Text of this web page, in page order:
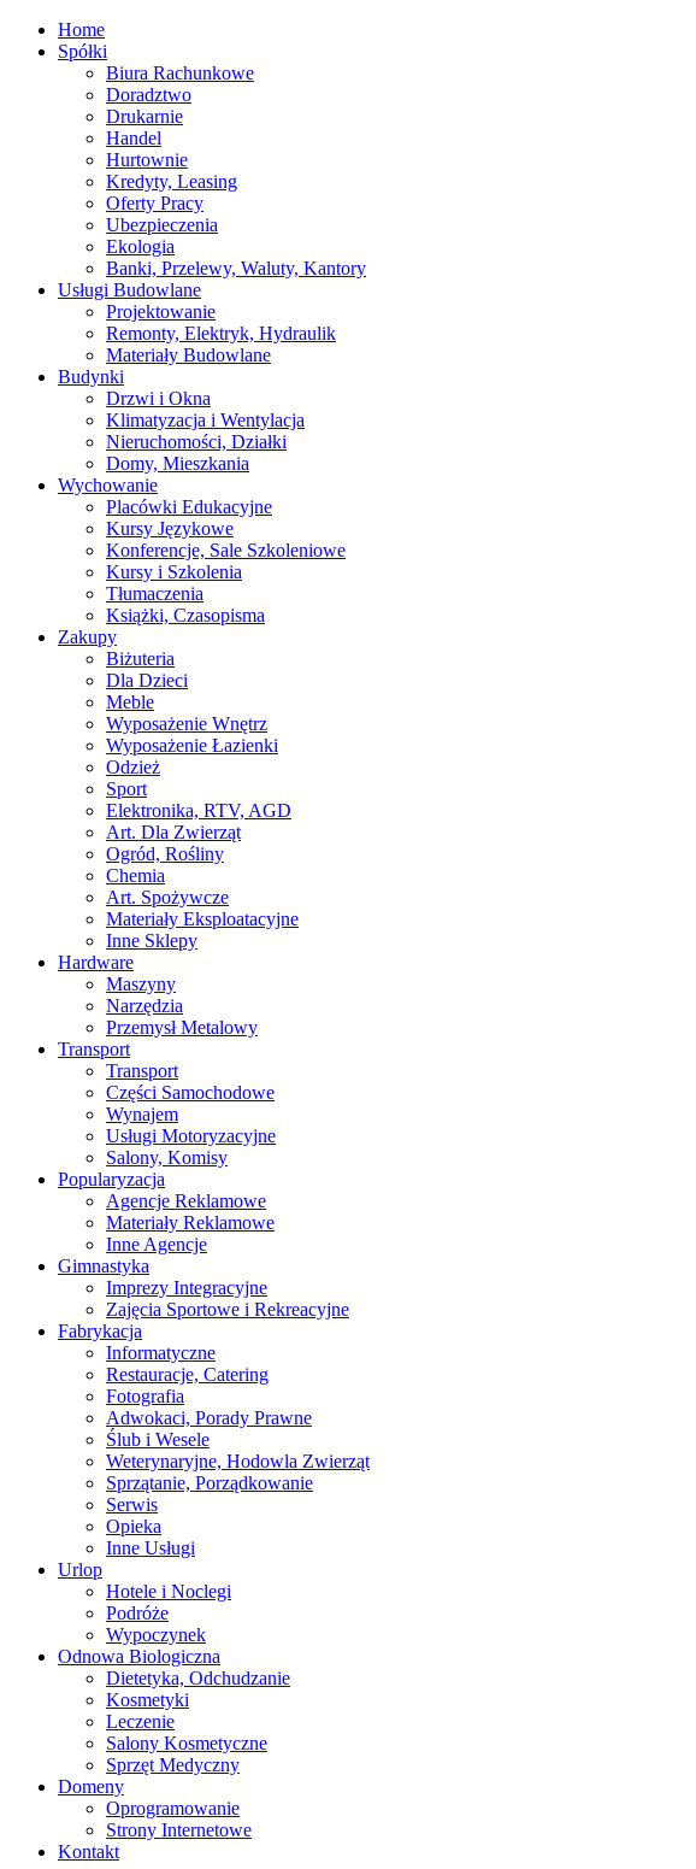
Home
Spółki
Biura Rachunkowe
Doradztwo
Drukarnie
Handel
Hurtownie
Kredyty, Leasing
Oferty Pracy
Ubezpieczenia
Ekologia
Banki, Przelewy, Waluty, Kantory
Usługi Budowlane
Projektowanie
Remonty, Elektryk, Hydraulik
Materiały Budowlane
Budynki
Drzwi i Okna
Klimatyzacja i Wentylacja
Nieruchomości, Działki
Domy, Mieszkania
Wychowanie
Placówki Edukacyjne
Kursy Językowe
Konferencje, Sale Szkoleniowe
Kursy i Szkolenia
Tłumaczenia
Książki, Czasopisma
Zakupy
Biżuteria
Dla Dzieci
Meble
Wyposażenie Wnętrz
Wyposażenie Łazienki
Odzież
Sport
Elektronika, RTV, AGD
Art. Dla Zwierząt
Ogród, Rośliny
Chemia
Art. Spożywcze
Materiały Eksploatacyjne
Inne Sklepy
Hardware
Maszyny
Narzędzia
Przemysł Metalowy
Transport
Transport
Części Samochodowe
Wynajem
Usługi Motoryzacyjne
Salony, Komisy
Popularyzacja
Agencje Reklamowe
Materiały Reklamowe
Inne Agencje
Gimnastyka
Imprezy Integracyjne
Zajęcia Sportowe i Rekreacyjne
Fabrykacja
Informatyczne
Restauracje, Catering
Fotografia
Adwokaci, Porady Prawne
Ślub i Wesele
Weterynaryjne, Hodowla Zwierząt
Sprzątanie, Porządkowanie
Serwis
Opieka
Inne Usługi
Urlop
Hotele i Noclegi
Podróże
Wypoczynek
Odnowa Biologiczna
Dietetyka, Odchudzanie
Kosmetyki
Leczenie
Salony Kosmetyczne
Sprzęt Medyczny
Domeny
Oprogramowanie
Strony Internetowe
Kontakt